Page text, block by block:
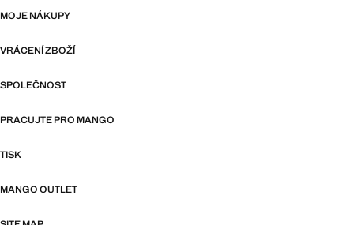
MOJE NÁKUPY
VRÁCENÍ ZBOŽÍ
SPOLEČNOST
PRACUJTE PRO MANGO
TISK
MANGO OUTLET